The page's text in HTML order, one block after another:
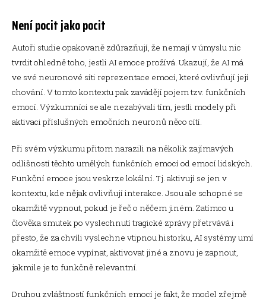
Není pocit jako pocit
Autoři studie opakovaně zdůrazňují, že nemají v úmyslu nic
tvrdit ohledně toho, jestli AI emoce prožívá. Ukazují, že AI má
ve své neuronové síti reprezentace emocí, které ovlivňují její
chování. V tomto kontextu pak zavádějí pojem tzv. funkčních
emocí. Výzkumníci se ale nezabývali tím, jestli modely při
aktivaci příslušných emočních neuronů něco cítí.
Při svém výzkumu přitom narazili na několik zajímavých
odlišností těchto umělých funkčních emocí od emocí lidských.
Funkční emoce jsou veskrze lokální. Tj. aktivují se jen v
kontextu, kde nějak ovlivňují interakce. Jsou ale schopné se
okamžitě vypnout, pokud je řeč o něčem jiném. Zatímco u
člověka smutek po vyslechnutí tragické zprávy přetrvává i
přesto, že za chvíli vyslechne vtipnou historku, AI systémy umí
okamžitě emoce vypínat, aktivovat jiné a znovu je zapnout,
jakmile je to funkčně relevantní.
Druhou zvláštností funkčních emocí je fakt, že model zřejmě